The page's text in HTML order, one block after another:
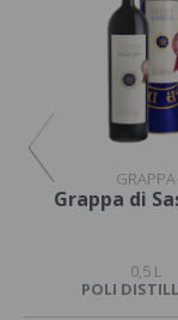
GRAPPA
Grappa di
0,5 L
POLI